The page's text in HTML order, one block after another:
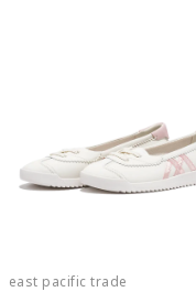
east pacific trade